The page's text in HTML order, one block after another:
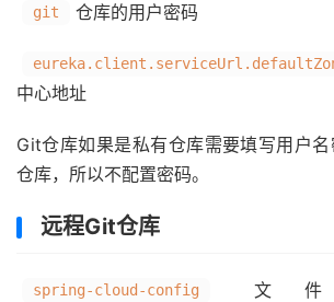
git 仓库的用户密码
中心地址
Git仓库如果是私有仓库需要填写用户
仓库，所以不配置密码。
远程Git仓库
spring-cloud-config 文件